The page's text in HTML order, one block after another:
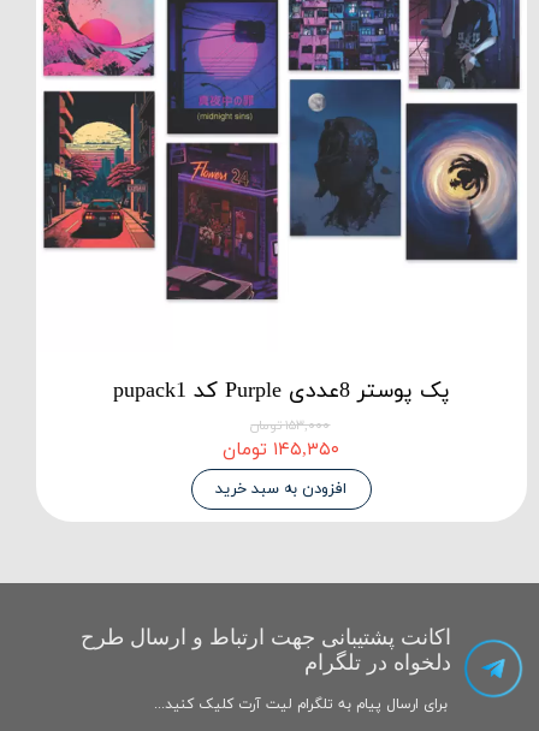
پک پوستر 8عددی Purple کد pupack1
۱۵۳,۰۰۰ تومان
۱۴۵,۳۵۰ تومان
افزودن به سبد خرید
اکانت پشتیبانی جهت ارتباط و ارسال طرح
دلخواه در تلگرام
برای ارسال پیام به تلگرام لیت آرت کلیک کنید...